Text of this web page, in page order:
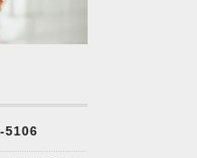
5106